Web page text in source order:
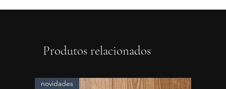
Produtos relacionados
novidades